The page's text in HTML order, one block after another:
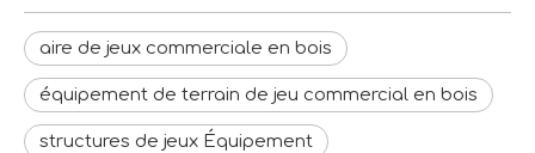
aire de jeux commerciale en bois
équipement de terrain de jeu commercial en bois
structures de jeux Équipement